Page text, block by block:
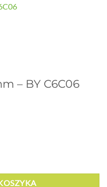
– BY C6C06